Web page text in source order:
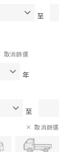
至
年
取消篩選
至
取消篩選